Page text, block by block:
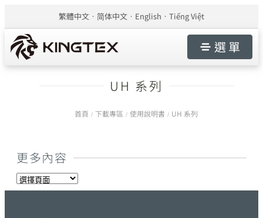
繁體中文 简体中文 English Tiếng Việt
選 單
UH 系列
首頁 / 下載專區 / 使用說明書 / UH 系列
更多內容